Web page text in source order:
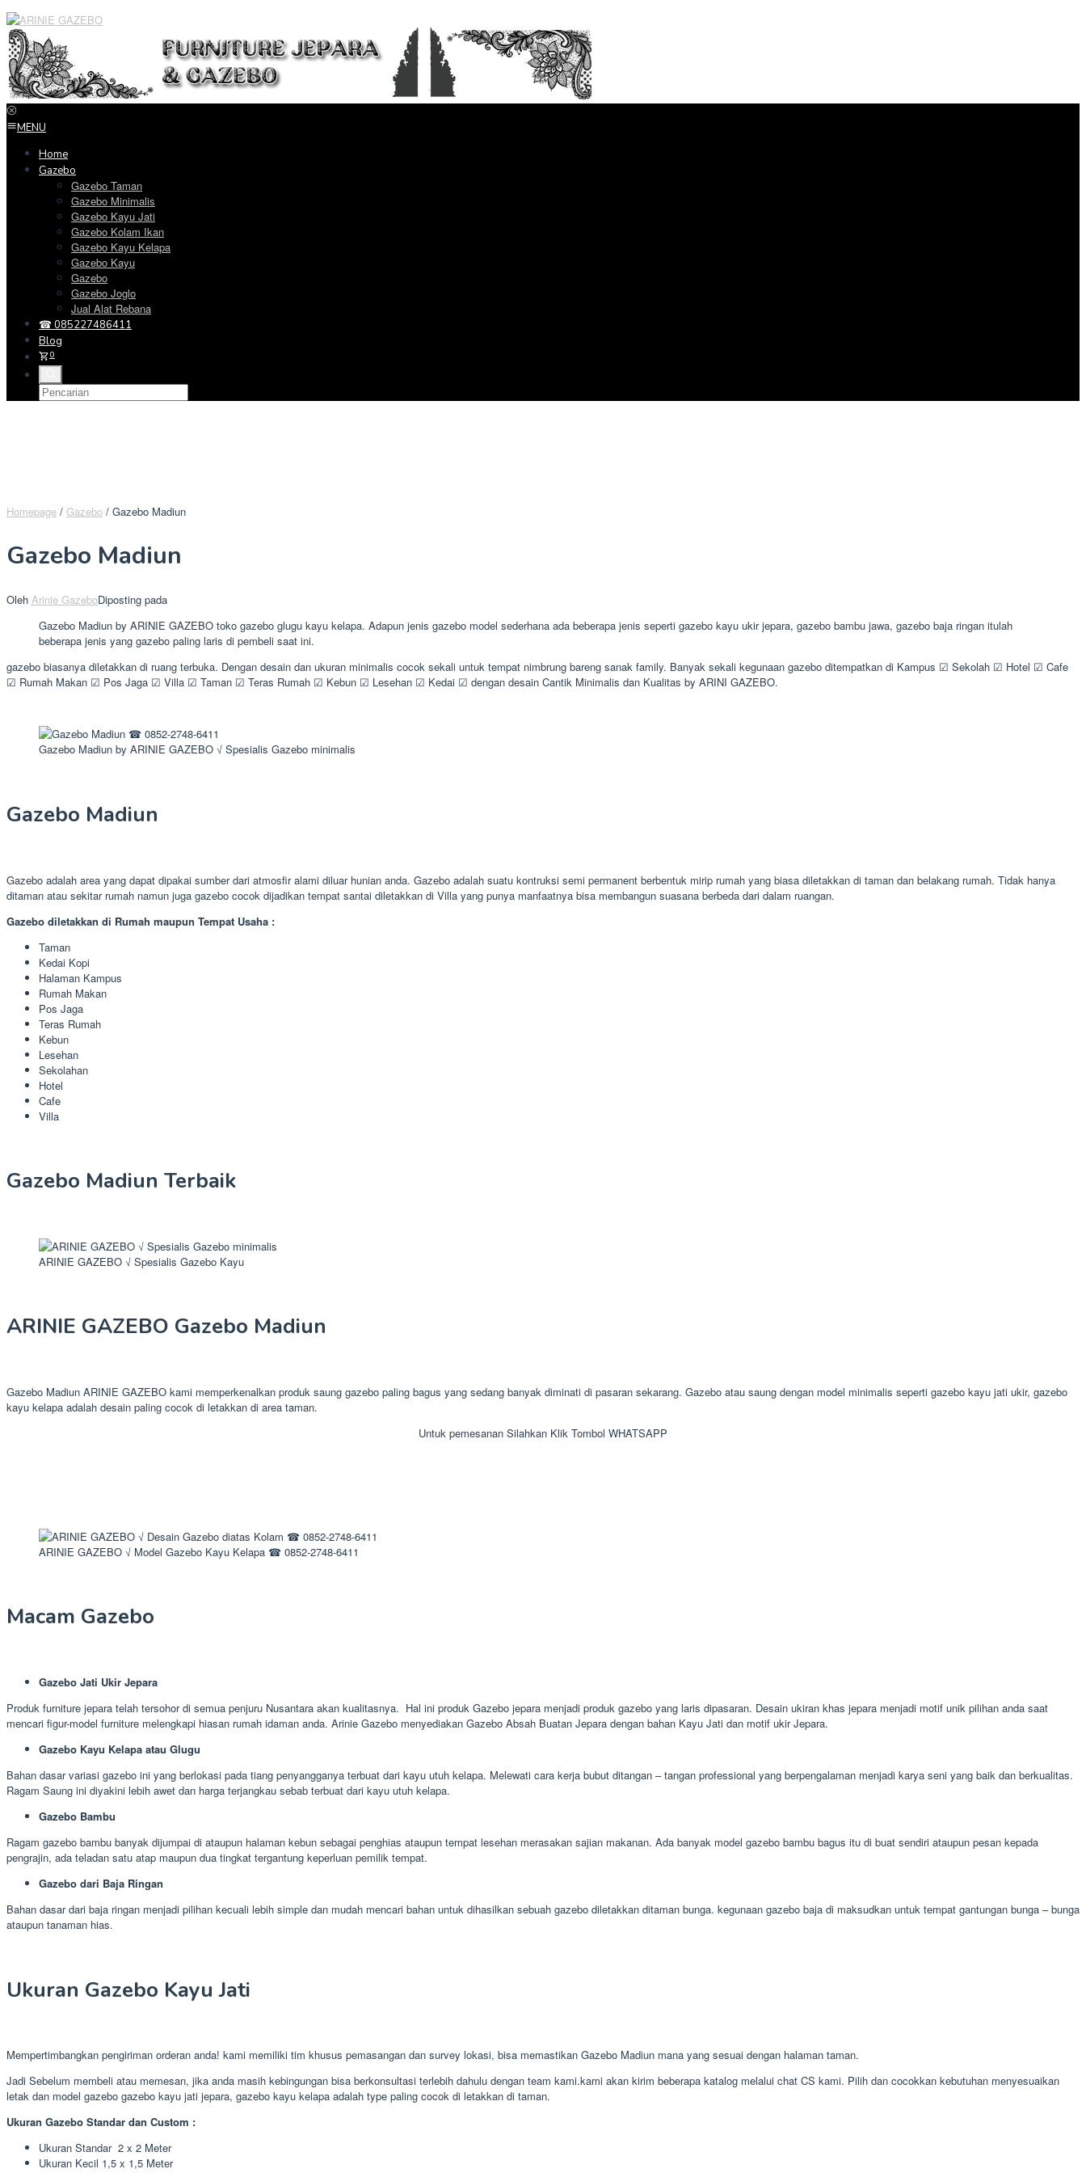
Loncat
ke
konten
MENU
Home
Gazebo
Gazebo Taman
Gazebo Minimalis
Gazebo Kayu Jati
Gazebo Kolam Ikan
Gazebo Kayu Kelapa
Gazebo Kayu
Gazebo
Gazebo Joglo
Jual Alat Rebana
☎ 085227486411
Blog
0
Homepage / Gazebo / Gazebo Madiun
Gazebo Madiun
Oleh Arinie GazeboDiposting pada
Gazebo Madiun by ARINIE GAZEBO toko gazebo glugu kayu kelapa. Adapun jenis gazebo model sederhana ada beberapa jenis seperti gazebo kayu ukir jepara, gazebo bambu jawa, gazebo baja ringan itulah
beberapa jenis yang gazebo paling laris di pembeli saat ini.
gazebo biasanya diletakkan di ruang terbuka. Dengan desain dan ukuran minimalis cocok sekali untuk tempat nimbrung bareng sanak family. Banyak sekali kegunaan gazebo ditempatkan di Kampus ☑ Sekolah ☑ Hotel ☑ Cafe
☑ Rumah Makan ☑ Pos Jaga ☑ Villa ☑ Taman ☑ Teras Rumah ☑ Kebun ☑ Lesehan ☑ Kedai ☑ dengan desain Cantik Minimalis dan Kualitas by ARINI GAZEBO.
Gazebo Madiun by ARINIE GAZEBO √ Spesialis Gazebo minimalis
Gazebo Madiun
Gazebo adalah area yang dapat dipakai sumber dari atmosfir alami diluar hunian anda. Gazebo adalah suatu kontruksi semi permanent berbentuk mirip rumah yang biasa diletakkan di taman dan belakang rumah. Tidak hanya
ditaman atau sekitar rumah namun juga gazebo cocok dijadikan tempat santai diletakkan di Villa yang punya manfaatnya bisa membangun suasana berbeda dari dalam ruangan.
Gazebo diletakkan di Rumah maupun Tempat Usaha :
Taman
Kedai Kopi
Halaman Kampus
Rumah Makan
Pos Jaga
Teras Rumah
Kebun
Lesehan
Sekolahan
Hotel
Cafe
Villa
Gazebo Madiun Terbaik
ARINIE GAZEBO √ Spesialis Gazebo Kayu
ARINIE GAZEBO Gazebo Madiun
Gazebo Madiun ARINIE GAZEBO kami memperkenalkan produk saung gazebo paling bagus yang sedang banyak diminati di pasaran sekarang. Gazebo atau saung dengan model minimalis seperti gazebo kayu jati ukir, gazebo
kayu kelapa adalah desain paling cocok di letakkan di area taman.
Untuk pemesanan Silahkan Klik Tombol WHATSAPP
ARINIE GAZEBO √ Model Gazebo Kayu Kelapa ☎ 0852-2748-6411
Macam Gazebo
Gazebo Jati Ukir Jepara
Produk furniture jepara telah tersohor di semua penjuru Nusantara akan kualitasnya. Hal ini produk Gazebo jepara menjadi produk gazebo yang laris dipasaran. Desain ukiran khas jepara menjadi motif unik pilihan anda saat
mencari figur-model furniture melengkapi hiasan rumah idaman anda. Arinie Gazebo menyediakan Gazebo Absah Buatan Jepara dengan bahan Kayu Jati dan motif ukir Jepara.
Gazebo Kayu Kelapa atau Glugu
Bahan dasar variasi gazebo ini yang berlokasi pada tiang penyangganya terbuat dari kayu utuh kelapa. Melewati cara kerja bubut ditangan – tangan professional yang berpengalaman menjadi karya seni yang baik dan berkualitas.
Ragam Saung ini diyakini lebih awet dan harga terjangkau sebab terbuat dari kayu utuh kelapa.
Gazebo Bambu
Ragam gazebo bambu banyak dijumpai di ataupun halaman kebun sebagai penghias ataupun tempat lesehan merasakan sajian makanan. Ada banyak model gazebo bambu bagus itu di buat sendiri ataupun pesan kepada
pengrajin, ada teladan satu atap maupun dua tingkat tergantung keperluan pemilik tempat.
Gazebo dari Baja Ringan
Bahan dasar dari baja ringan menjadi pilihan kecuali lebih simple dan mudah mencari bahan untuk dihasilkan sebuah gazebo diletakkan ditaman bunga. kegunaan gazebo baja di maksudkan untuk tempat gantungan bunga – bunga
ataupun tanaman hias.
Ukuran Gazebo Kayu Jati
Mempertimbangkan pengiriman orderan anda! kami memiliki tim khusus pemasangan dan survey lokasi, bisa memastikan Gazebo Madiun mana yang sesuai dengan halaman taman.
Jadi Sebelum membeli atau memesan, jika anda masih kebingungan bisa berkonsultasi terlebih dahulu dengan team kami.kami akan kirim beberapa katalog melalui chat CS kami. Pilih dan cocokkan kebutuhan menyesuaikan
letak dan model gazebo gazebo kayu jati jepara, gazebo kayu kelapa adalah type paling cocok di letakkan di taman.
Ukuran Gazebo Standar dan Custom :
Ukuran Standar 2 x 2 Meter
Ukuran Kecil 1,5 x 1,5 Meter